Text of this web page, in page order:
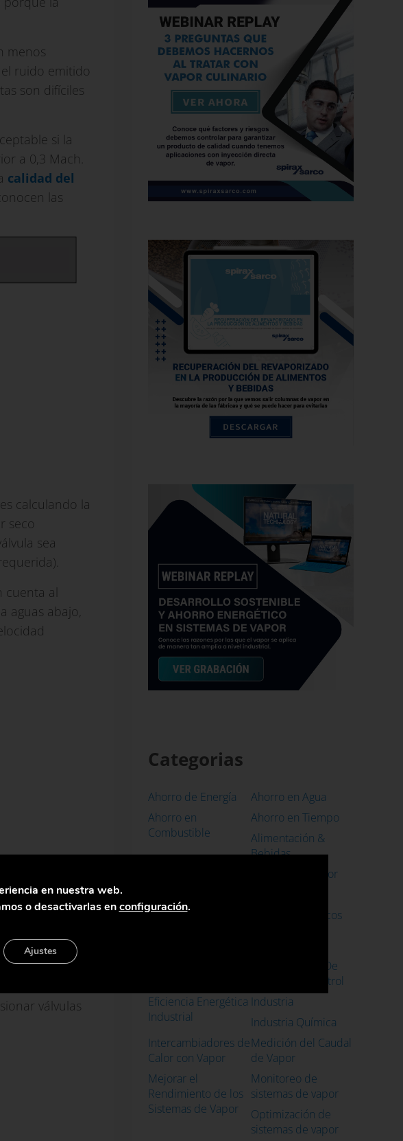
menos
ruido emitido
son difíciles
si la
a 0,3 Mach.
calidad del
las
calculando la
seco
sea
al
aguas abajo,
es que
de
seco)
escala, los
válvulas
Categorias
Ahorro de Energía
Ahorro en Agua
Ahorro en
Combustible
Ahorro en Tiempo
Alimentación &
Bebidas
Calidad del Vapor
Caudalímetros para
Conceptos Básicos
Dimensionado De
Válvulas De Control
Eficiencia Energética
Industrial
Industria
Industria Química
Intercambiadores de
Calor con Vapor
Medición del Caudal
de Vapor
Mejorar el
Rendimiento de los
Sistemas de Vapor
Monitoreo de
sistemas de vapor
Optimización de
sistemas de vapor
en nuestra web.
o desactivarlas enconfiguración.
Ajustes